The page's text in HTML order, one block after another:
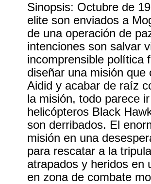
Sinopsis: Octubre de
elite son enviados a
de una operación de
intenciones son salvar
incomprensible política
diseñar una misión
Aidid y acabar de raíz
la misión, todo parece
helicópteros Black
son derribados. El
misión en una
para rescatar a la
atrapados y heridos en
en zona de combate